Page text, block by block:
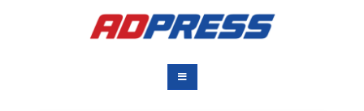
Agencia Dominicana
de Prensa